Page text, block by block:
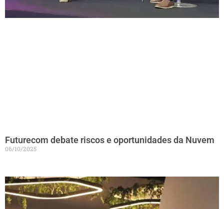
Futurecom debate riscos e oportunidades da Nuvem
06/10/2025